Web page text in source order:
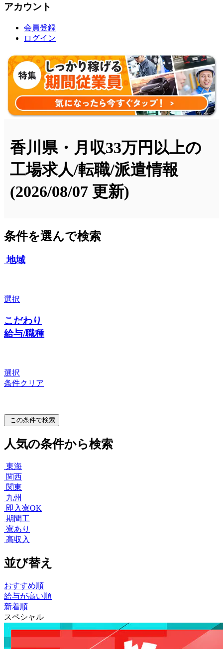
アカウント
会員登録
ログイン
香川県・月収33万円以上の
工場求人/転職/派遣情報
(2026/08/07 更新)
条件を選んで検索
地域
選択
こだわり
給与/職種
選択
条件クリア
この条件で検索
人気の条件から検索
東海
関西
関東
九州
即入寮OK
期間工
寮あり
高収入
並び替え
おすすめ順
給与が高い順
新着順
スペシャル